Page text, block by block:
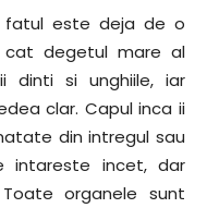
fatul este deja de o
cat degetul mare al
dinti si unghiile, iar
clar. Capul inca ii
din intregul sau
intareste incet, dar
organele sunt